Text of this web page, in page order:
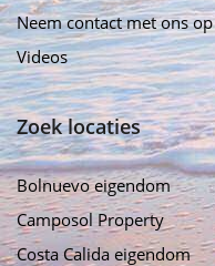
Neem contact met ons op
Videos
Zoek locaties
Bolnuevo eigendom
Camposol Property
Costa Calida eigendom